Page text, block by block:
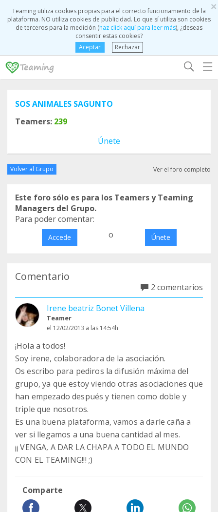
×
Teaming utiliza cookies propias para el correcto funcionamiento de la
plataforma. NO utiliza cookies de publicidad. Lo que sí utiliza son cookies
de terceros para la medición (haz click aquí para leer más), ¿deseas
consentir estas cookies?
Aceptar
Rechazar
☰
SOS ANIMALES SAGUNTO
Teamers: 239
Únete
Volver al Grupo Ver el foro completo
Este foro sólo es para los Teamers y Teaming
Managers del Grupo.
Para poder comentar:
Accede o Únete
Comentario
2 comentarios
Irene beatriz Bonet Villena
Teamer
el 12/02/2013 a las 14:54h
¡Hola a todos!
Soy irene, colaboradora de la asociación.
Os escribo para pediros la difusión máxima del
grupo, ya que estoy viendo otras asociaciones que
han empezado después y tienen como doble y
triple que nosotros.
Es una buena plataforma, vamos a darle caña a
ver si llegamos a una buena cantidad al mes.
¡¡ VENGA, A DAR LA CHAPA A TODO EL MUNDO
CON EL TEAMING!!! ;)
Comparte